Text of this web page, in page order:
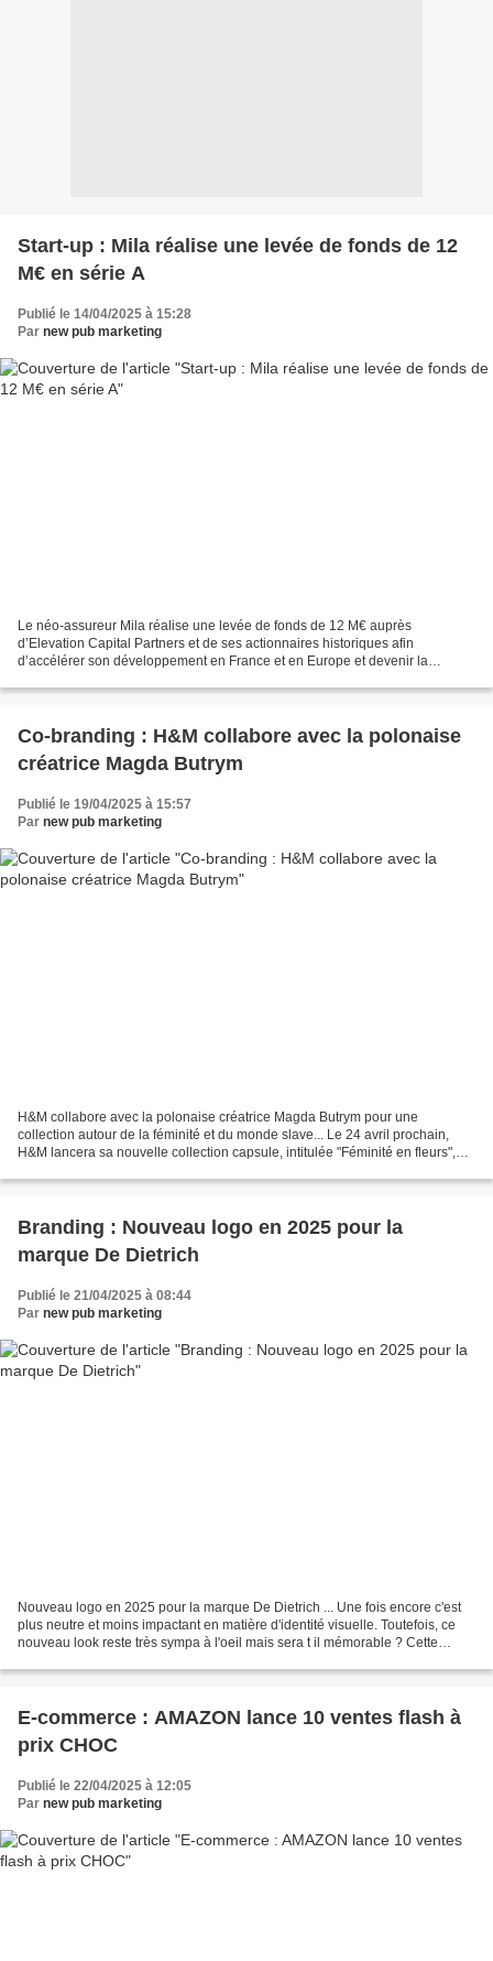
Start-up : Mila réalise une levée de fonds de 12
M€ en série A
Publié le 14/04/2025 à 15:28
Par new pub marketing
Le néo-assureur Mila réalise une levée de fonds de 12 M€ auprès
d’Elevation Capital Partners et de ses actionnaires historiques afin
d’accélérer son développement en France et en Europe et devenir la
Co-branding : H&M collabore avec la polonaise
créatrice Magda Butrym
Publié le 19/04/2025 à 15:57
Par new pub marketing
H&M collabore avec la polonaise créatrice Magda Butrym pour une
collection autour de la féminité et du monde slave... Le 24 avril prochain,
H&M lancera sa nouvelle collection capsule, intitulée "Féminité en fleurs",
Branding : Nouveau logo en 2025 pour la
marque De Dietrich
Publié le 21/04/2025 à 08:44
Par new pub marketing
Nouveau logo en 2025 pour la marque De Dietrich ... Une fois encore c'est
plus neutre et moins impactant en matière d'identité visuelle. Toutefois, ce
nouveau look reste très sympa à l'oeil mais sera t il mémorable ? Cette
E-commerce : AMAZON lance 10 ventes flash à
prix CHOC
Publié le 22/04/2025 à 12:05
Par new pub marketing